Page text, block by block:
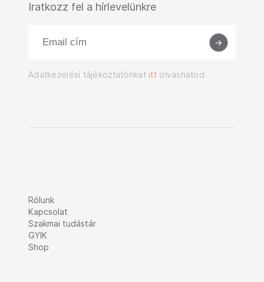
Iratkozz fel a hírlevelünkre
Adatkezelési tájékoztatónkat ittolvashatod
Rólunk
Kapcsolat
Szakmai tudástár
GYIK
Shop